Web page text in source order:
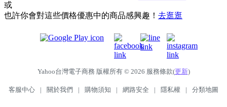
或
也許你會對這些價格優惠中的商品感興趣！ 去逛逛
Yahoo台灣電子商務 版權所有 © 2026 服務條款(更新)
客服中心 | 關於我們 | 購物須知 | 網路安全 | 隱私權 | 分類地圖